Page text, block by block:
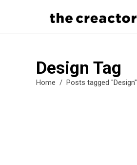
Design Tag
Home / Posts tagged "Design"